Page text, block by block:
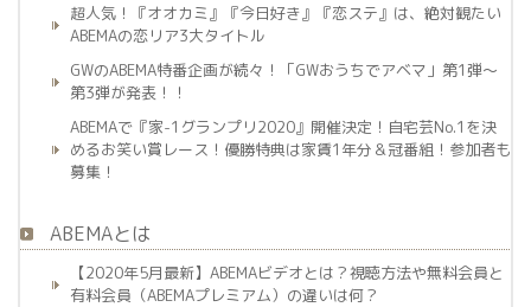
超人気！『オオカミ』『今日好き』『恋ステ』は、絶対観たい
ABEMAの恋リア3大タイトル
GWのABEMA特番企画が続々！「GWおうちでアベマ」第1弾〜
第3弾が発表！！
ABEMAで『家-1グランプリ2020』開催決定！自宅芸No.1を決
めるお笑い賞レース！優勝特典は家賃1年分＆冠番組！参加者も
募集！
ABEMAとは
【2020年5月最新】ABEMAビデオとは？視聴方法や無料会員と
有料会員（ABEMAプレミアム）の違いは何？